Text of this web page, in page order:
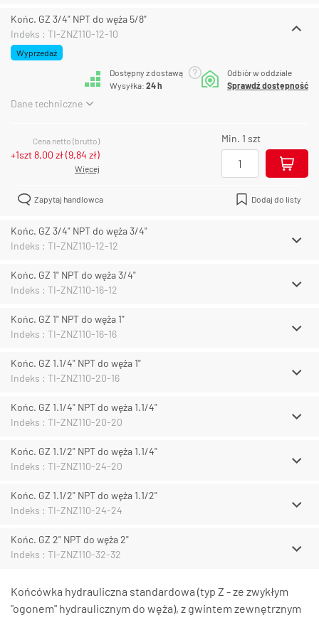
Końc. GZ 3/4" NPT do węża 5/8"
Indeks : TI-ZNZ110-12-10
Wyprzedaż
Dostępny z dostawą
Wysyłka: 24 h
Odbiór w oddziale
Sprawdź dostępność
Dane techniczne
Cena netto (brutto)
+1szt8,00 zł(9,84 zł)
Więcej
Min. 1 szt
Zapytaj handlowca Dodaj do listy
Końc. GZ 3/4" NPT do węża 3/4"
Indeks : TI-ZNZ110-12-12
Końc. GZ 1" NPT do węża 3/4"
Indeks : TI-ZNZ110-16-12
Końc. GZ 1" NPT do węża 1"
Indeks : TI-ZNZ110-16-16
Końc. GZ 1.1/4" NPT do węża 1"
Indeks : TI-ZNZ110-20-16
Końc. GZ 1.1/4" NPT do węża 1.1/4"
Indeks : TI-ZNZ110-20-20
Końc. GZ 1.1/2" NPT do węża 1.1/4"
Indeks : TI-ZNZ110-24-20
Końc. GZ 1.1/2" NPT do węża 1.1/2"
Indeks : TI-ZNZ110-24-24
Końc. GZ 2" NPT do węża 2"
Indeks : TI-ZNZ110-32-32
Końcówka hydrauliczna standardowa (typ Z - ze zwykłym
"ogonem" hydraulicznym do węża), z gwintem zewnętrznym